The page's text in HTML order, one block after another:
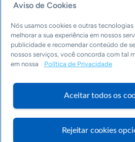
Sobre a ASN
Últimas notícias
Entre em contato
Editorias
Economia & Política
Cultura empreendedora
Arquivo
Aviso de Cookies
Nós usamos cookies e outras tecnologias
melhorar a sua experiência em nossos
publicidade e recomendar conteúdo de
nossos serviços, você concorda com tal
em nossa
Política de Privacidade
Aceitar todos os
Rejeitar cookies